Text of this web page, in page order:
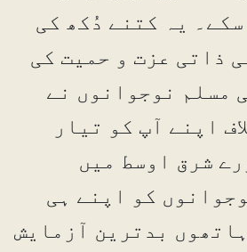
یہ کتنے دُکھ کی
ذاتی عزت و حمیت کی
مسلم نوجوانوں نے
اپنے آپ کو تیار
شرق اوسط میں
کو اپنے ہی
بدترین آزمایش